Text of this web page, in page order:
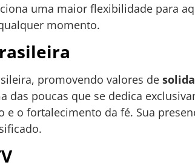
uma maior flexibilidade para
momento.
promovendo valores de
das poucas que se dedica
o fortalecimento da fé. Sua